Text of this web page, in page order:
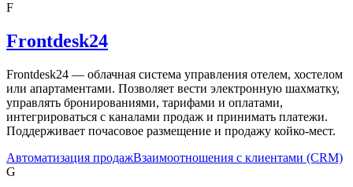
F
Frontdesk24
Frontdesk24 — облачная система управления отелем, хостелом
или апартаментами. Позволяет вести электронную шахматку,
управлять бронированиями, тарифами и оплатами,
интегрироваться с каналами продаж и принимать платежи.
Поддерживает почасовое размещение и продажу койко-мест.
Автоматизация продажВзаимоотношения с клиентами (CRM)
G